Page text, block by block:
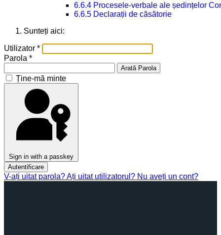
6.6.4 Procesele-verbale ale ședințelor
6.6.5 Declarații de căsătorie
Sunteți aici:
Utilizator *
Parola *
Arată Parola
Ține-mă minte
Sign in with a passkey
Autentificare
V-ați uitat parola?Ați uitat utilizatorul? Nu aveți un cont?